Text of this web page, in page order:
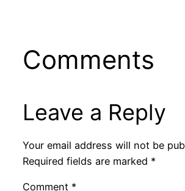
Comments
Leave a Reply
Your email address will not be
Required fields are marked *
Comment *